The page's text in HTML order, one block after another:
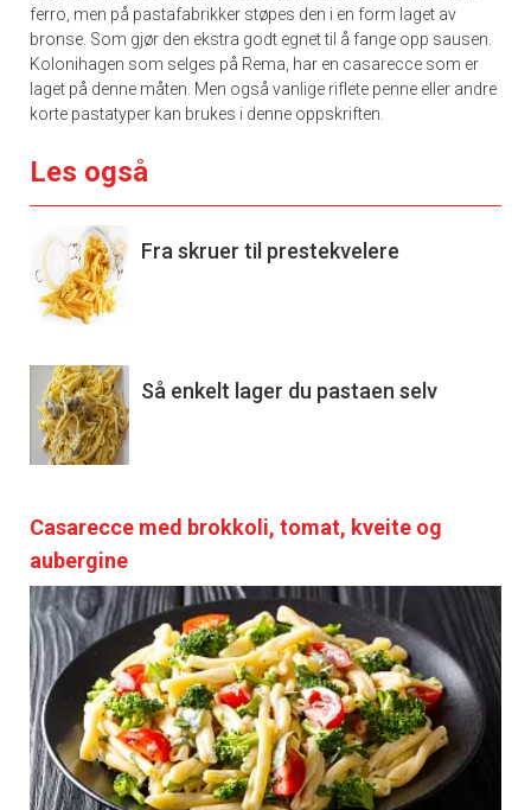
ferro, men på pastafabrikker støpes den i en form laget av
bronse. Som gjør den ekstra godt egnet til å fange opp sausen.
Kolonihagen som selges på Rema, har en casarecce som er
laget på denne måten. Men også vanlige riflete penne eller andre
korte pastatyper kan brukes i denne oppskriften.
Les også
Fra skruer til prestekvelere
Så enkelt lager du pastaen selv
Casarecce med brokkoli, tomat, kveite og
aubergine